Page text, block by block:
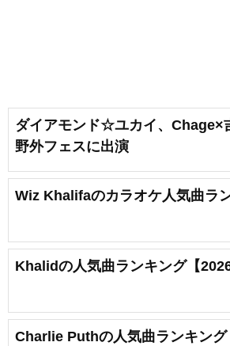
ダイアモンド☆ユカイ、Chage×
野外フェスに出演
Wiz Khalifaのカラオケ人気曲ラ
Khalidの人気曲ランキング【2026
Charlie Puthの人気曲ランキング